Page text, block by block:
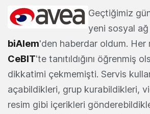
Geçtiğimiz
yeni sosyal ağ
biAlem'den haberdar oldum. Her
CeBIT'te tanıtıldığını öğrenmiş
dikkatimi çekmemişti. Servis
açabildikleri, grup kurabildikleri,
resim gibi içerikleri